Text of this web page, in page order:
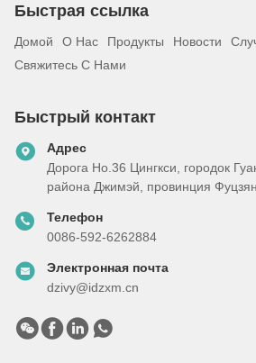
Быстрая ссылка
Домой О Нас Продукты Новости
Свяжитесь С Нами
Быстрый контакт
Адрес
Дорога Но.36 Цингкси, городок
района Джимэй, провинция
Телефон
0086-592-6262884
Электронная почта
dzivy@idzxm.cn